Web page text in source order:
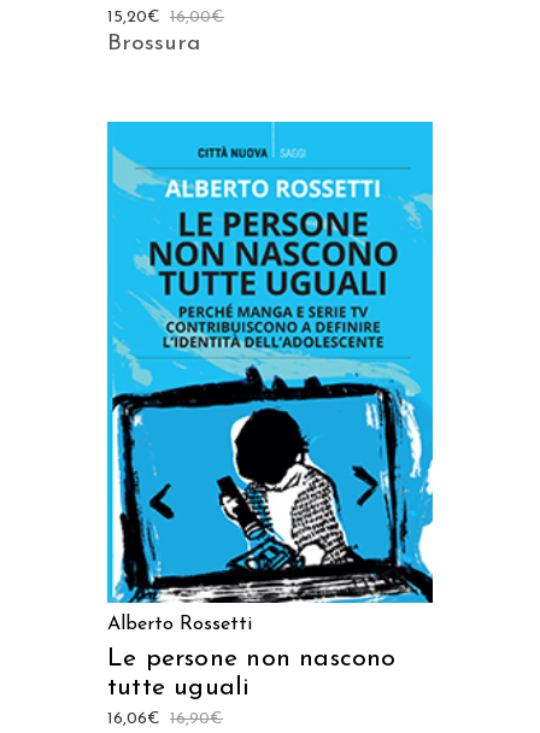
16,00€
15,20€
Brossura
AGGIUNGI AL CARRELLO
Alberto Rossetti
Le persone non nascono
tutte uguali
16,90€
16,06€